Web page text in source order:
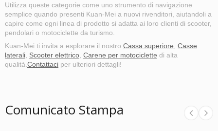
Utilizza queste categorie come uno strumento di navigazione
semplice quando presenti Kuan-Mei a nuovi rivenditori, aiutandoli a
capire come ogni linea di prodotto si adatta ai loro clienti di scooter,
pendolari o motociclette da turismo.
Kuan-Mei ti invita a esplorare il nostro Cassa superiore, Casse
laterali, Scooter elettrico, Carene per motociclette di alta
qualità.Contattaci per ulteriori dettagli!
Comunicato Stampa